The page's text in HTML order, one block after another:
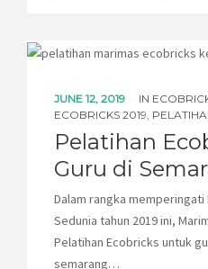
JUNE 12, 2019 IN
ECOBRICKS 2019
Pelatihan
Guru di
Dalam rangka memperingati
Sedunia tahun 2019 ini,
Pelatihan Ecobricks untuk
semarang…